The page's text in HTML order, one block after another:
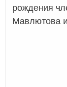
рождения
Мавлютова